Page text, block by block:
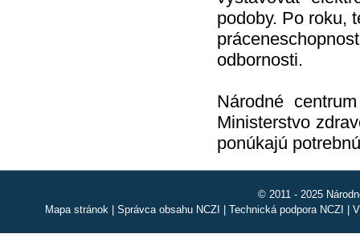
podoby. Po roku,
odbornosti.
Národné
Ministerstvo
ponúkajú
© 2011 - 2025
Mapa stránok| Správca obsahu NCZI Technická podpora NCZI